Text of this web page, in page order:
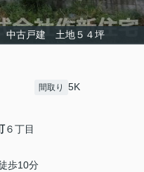
中古戸建 土地５４坪
間取り 5K
６丁目
歩10分